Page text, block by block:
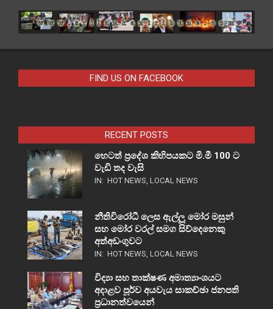
FIND US ON FACEBOOK
RECENT POSTS
හෙටත් ප්‍රදේශ කිහිපයකට මි.මී 100 ට
වැඩි තද වැසි
IN: HOT NEWS, LOCAL NEWS
නීතිවිරෝධී ලෙස ඇල්ලූ මෝර මසුන්
සහ මෝර වරල් සමග සිව්දෙනෙකු
අත්අඩංගුවට
IN: HOT NEWS, LOCAL NEWS
විද්‍යා සහ තාක්ෂණ අමාත්‍යාංශයට
අදාළව පූර්ව අයවැය සාකච්ඡා ජනපති
ප්‍රධානත්වයෙන්